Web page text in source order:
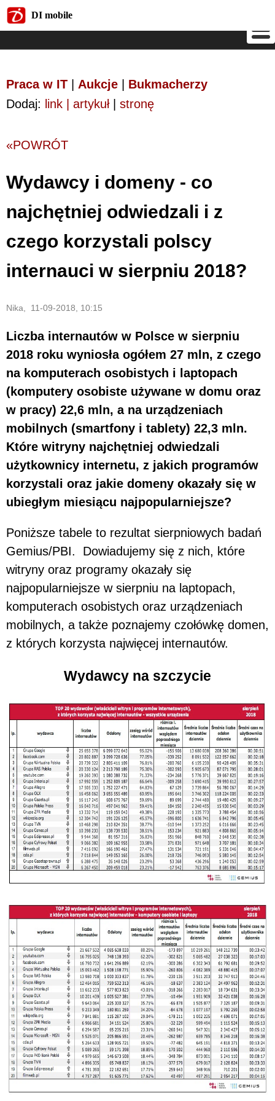
DI mobile
Praca w IT Aukcje
Bukmacherzy
Dodaj: link | artykuł| stronę
«POWRÓT
Wydawcy i domeny - co
najchętniej odwiedzali i z
czego korzystali polscy
internauci w sierpniu 2018?
Nika, 11-09-2018, 10:15
Liczba internautów w Polsce w sierpniu
2018 roku wyniosła ogółem 27 mln, z czego
na komputerach osobistych i laptopach
(komputery osobiste używane w domu oraz
w pracy) 22,6 mln, a na urządzeniach
mobilnych (smartfony i tablety) 22,3 mln.
Które witryny najchętniej odwiedzali
użytkownicy internetu, z jakich programów
korzystali oraz jakie domeny okazały się w
ubiegłym miesiącu najpopularniejsze?
Poniższe tabele to rezultat sierpniowych badań
Gemius/PBI. Dowiadujemy się z nich, które
witryny oraz programy okazały się
najpopularniejsze w sierpniu na laptopach,
komputerach osobistych oraz urządzeniach
mobilnych, a także poznajemy czołówkę domen,
z których korzysta najwięcej internautów.
Wydawcy na szczycie
DI mobile